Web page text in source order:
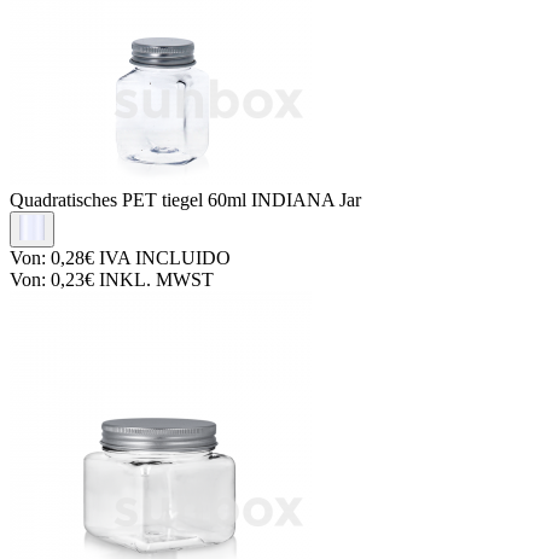
Quadratisches PET tiegel 60ml INDIANA Jar
Von: 0,28€ IVA INCLUIDO
Von: 0,23€ INKL. MWST